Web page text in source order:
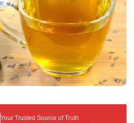
Your Trusted Source of Truth